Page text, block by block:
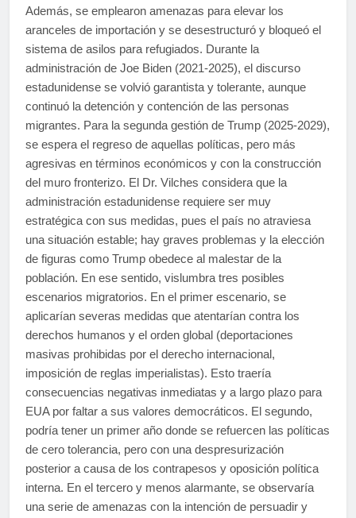
Además, se emplearon amenazas para elevar los
aranceles de importación y se desestructuró y bloqueó el
sistema de asilos para refugiados. Durante la
administración de Joe Biden (2021-2025), el discurso
estadunidense se volvió garantista y tolerante, aunque
continuó la detención y contención de las personas
migrantes. Para la segunda gestión de Trump (2025-2029),
se espera el regreso de aquellas políticas, pero más
agresivas en términos económicos y con la construcción
del muro fronterizo. El Dr. Vilches considera que la
administración estadunidense requiere ser muy
estratégica con sus medidas, pues el país no atraviesa
una situación estable; hay graves problemas y la elección
de figuras como Trump obedece al malestar de la
población. En ese sentido, vislumbra tres posibles
escenarios migratorios. En el primer escenario, se
aplicarían severas medidas que atentarían contra los
derechos humanos y el orden global (deportaciones
masivas prohibidas por el derecho internacional,
imposición de reglas imperialistas). Esto traería
consecuencias negativas inmediatas y a largo plazo para
EUA por faltar a sus valores democráticos. El segundo,
podría tener un primer año donde se refuercen las políticas
de cero tolerancia, pero con una despresurización
posterior a causa de los contrapesos y oposición política
interna. En el tercero y menos alarmante, se observaría
una serie de amenazas con la intención de persuadir y